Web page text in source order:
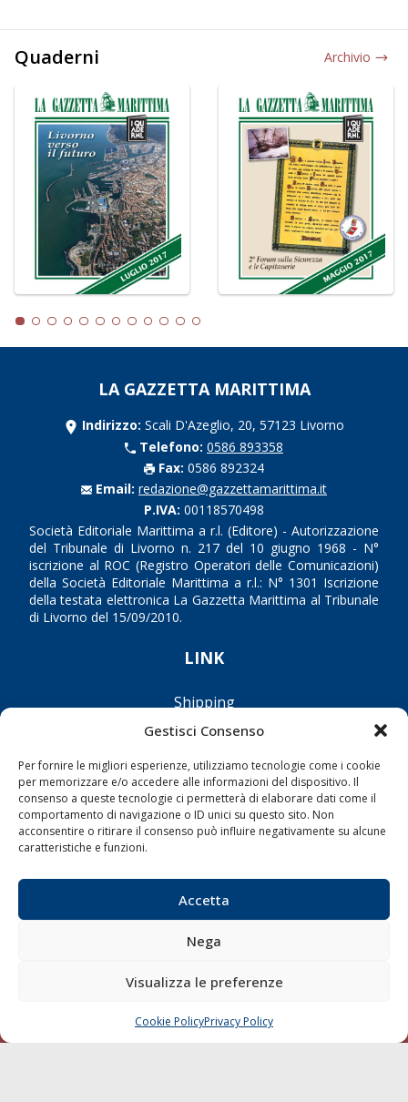
Gestisci Consenso
Per fornire le migliori esperienze, utilizziamo tecnologie come i cookie
per memorizzare e/o accedere alle informazioni del dispositivo. Il
consenso a queste tecnologie ci permetterà di elaborare dati come il
comportamento di navigazione o ID unici su questo sito. Non
acconsentire o ritirare il consenso può influire negativamente su alcune
caratteristiche e funzioni.
Accetta
Nega
Visualizza le preferenze
Cookie PolicyPrivacy Policy
Quaderni Archivio
LA GAZZETTA MARITTIMA
Indirizzo: Scali D'Azeglio, 20, 57123 Livorno
Telefono: 0586 893358
Fax: 0586 892324
Email: redazione@gazzettamarittima.it
P.IVA: 00118570498
Società Editoriale Marittima a r.l. (Editore) - Autorizzazione
del Tribunale di Livorno n. 217 del 10 giugno 1968 - N°
iscrizione al ROC (Registro Operatori delle Comunicazioni)
della Società Editoriale Marittima a r.l.: N° 1301 Iscrizione
della testata elettronica La Gazzetta Marittima al Tribunale
di Livorno del 15/09/2010.
LINK
Shipping
Porti/Interporti
Trasporti
Varie
Sostenibilità
Compagnie di Navigazione
Diporto
Chi siamo
Contatti
SEGUI
CHIAMA SCRIVI